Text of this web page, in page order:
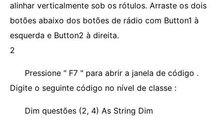
alinhar verticalmente sob os rótulos. Arraste os dois
botões abaixo dos botões de rádio com Button1 à
esquerda e Button2 à direita.
2
Pressione " F7 " para abrir a janela de código .
Digite o seguinte código no nível de classe :
Dim questões (2, 4) As String Dim